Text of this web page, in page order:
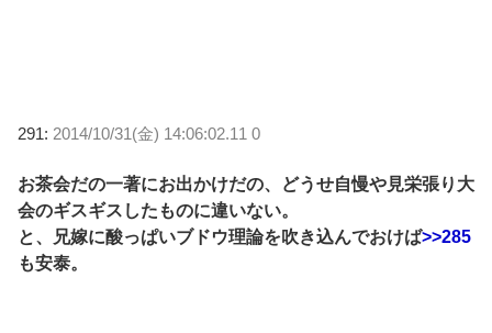
291: 2014/10/31(金) 14:06:02.11 0
お茶会だの一著にお出かけだの、どうせ自慢や見栄張り大
会のギスギスしたものに違いない。
と、兄嫁に酸っぱいブドウ理論を吹き込んでおけば>>285
も安泰。